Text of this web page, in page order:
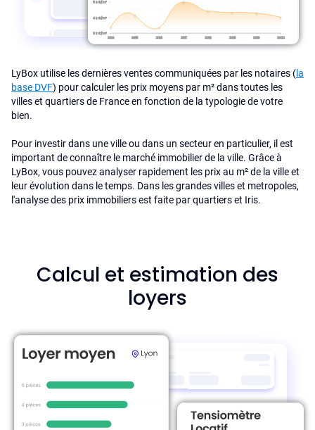
LyBox utilise les dernières ventes communiquées par les notaires (la
base DVF) pour calculer les prix moyens par m² dans toutes les
villes et quartiers de France en fonction de la typologie de votre
bien.
Pour investir dans une ville ou dans un secteur en particulier, il est
important de connaître le marché immobilier de la ville. Grâce à
LyBox, vous pouvez analyser rapidement les prix au m² de la ville et
leur évolution dans le temps. Dans les grandes villes et metropoles,
l'analyse des prix immobiliers est faite par quartiers et Iris.
Calcul et estimation des
loyers